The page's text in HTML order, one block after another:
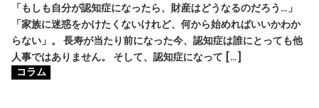
「もしも自分が認知症になったら、財産はどうなるのだろう…」
「家族に迷惑をかけたくないけれど、何から始めればいいかわか
らない」。 長寿が当たり前になった今、認知症は誰にとっても他
人事ではありません。 そして、認知症になって […]
コラム